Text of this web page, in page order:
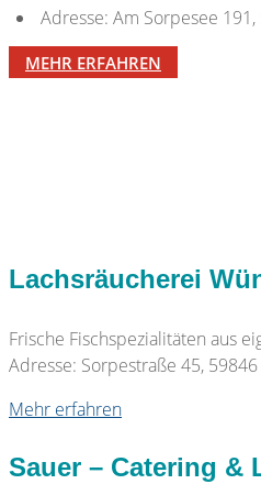
Adresse: Am Sorpesee
MEHR ERFAHREN
Lachsräucherei
Frische Fischspezialitäten aus
Adresse: Sorpestraße 45,
Mehr erfahren
Sauer – Catering &